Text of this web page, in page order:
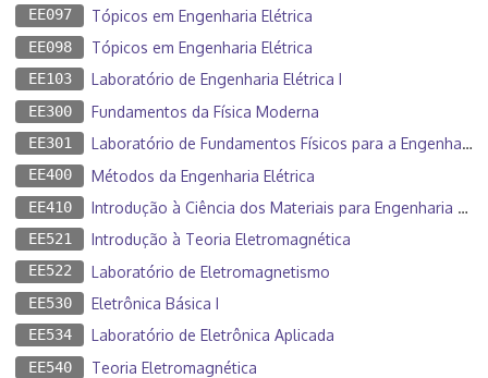
EE097 Tópicos em Engenharia Elétrica
EE098 Tópicos em Engenharia Elétrica
EE103 Laboratório de Engenharia Elétrica I
EE300 Fundamentos da Física Moderna
EE301 Laboratório de Fundamentos Físicos para a Engenharia Elétrica
EE400 Métodos da Engenharia Elétrica
EE410 Introdução à Ciência dos Materiais para Engenharia Elétrica
EE521 Introdução à Teoria Eletromagnética
EE522 Laboratório de Eletromagnetismo
EE530 Eletrônica Básica I
EE534 Laboratório de Eletrônica Aplicada
EE540 Teoria Eletromagnética